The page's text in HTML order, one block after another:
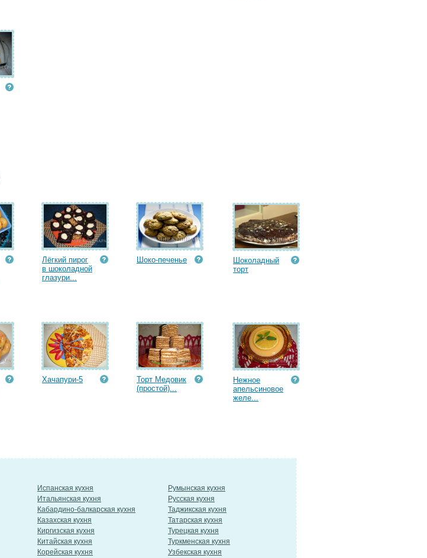
Лёгкий пирог
в шоколадной
глазури...
Шоко-печенье
Шоколадный
торт
Хачапури-5
Торт Медовик
(простой)...
Нежное
апельсиновое
желе...
Испанская кухня
Итальянская кухня
Кабардино-балкарская кухня
Казахская кухня
Киргизская кухня
Китайская кухня
Корейская кухня
Румынская кухня
Русская кухня
Таджикская кухня
Татарская кухня
Турецкая кухня
Туркменская кухня
Узбекская кухня